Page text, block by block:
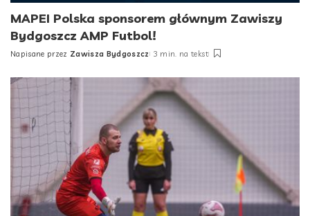
MAPEI Polska sponsorem głównym Zawiszy
Bydgoszcz AMP Futbol!
Posted
Napisane przez Zawisza Bydgoszcz 3 min. na tekst